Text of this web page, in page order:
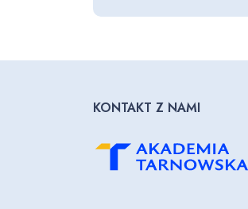
KONTAKT Z NAMI